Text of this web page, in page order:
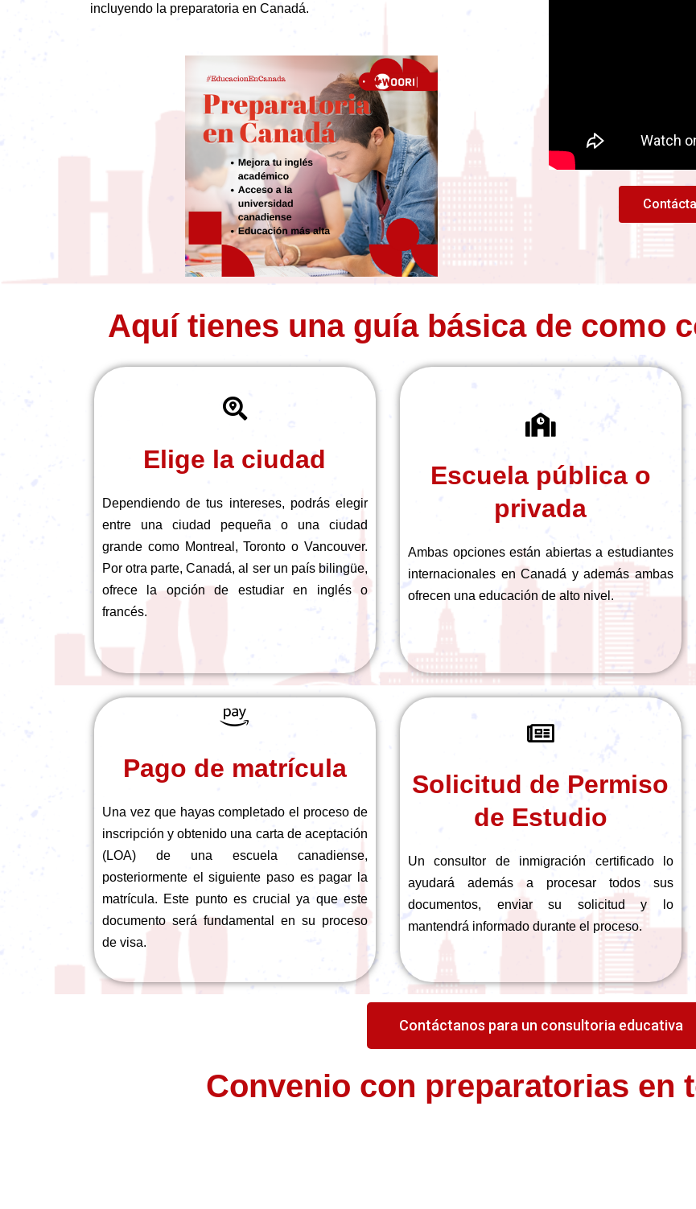
incluyendo la preparatoria en Canadá.
Aquí tienes una guía básica de como
Elige la ciudad
Dependiendo de tus intereses, podrás elegir
entre una ciudad pequeña o una ciudad
grande como Montreal, Toronto o Vancouver.
Por otra parte, Canadá, al ser un país bilingüe,
ofrece la opción de estudiar en inglés o
francés.
Escuela pública o
privada
Ambas opciones están abiertas a estudiantes
internacionales en Canadá y además ambas
ofrecen una educación de alto nivel.
Pago de matrícula
Una vez que hayas completado el proceso de
inscripción y obtenido una carta de aceptación
(LOA) de una escuela canadiense,
posteriormente el siguiente paso es pagar la
matrícula. Este punto es crucial ya que este
documento será fundamental en su proceso
de visa.
Solicitud de Permiso
de Estudio
Un consultor de inmigración certificado lo
ayudará además a procesar todos sus
documentos, enviar su solicitud y lo
mantendrá informado durante el proceso.
Contáctanos para un consultoria educativa
Convenio con preparatorias en